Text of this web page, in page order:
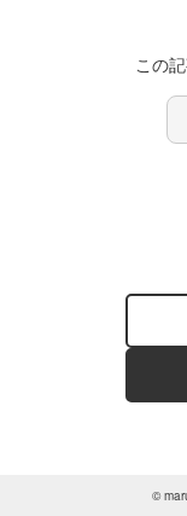
この
©